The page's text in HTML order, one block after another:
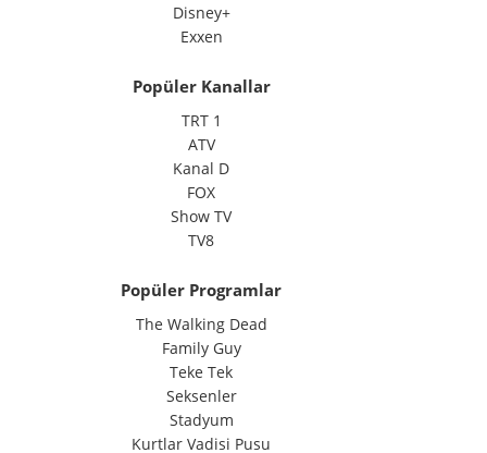
Disney+
Exxen
Popüler Kanallar
TRT 1
ATV
Kanal D
FOX
Show TV
TV8
Popüler Programlar
The Walking Dead
Family Guy
Teke Tek
Seksenler
Stadyum
Kurtlar Vadisi Pusu